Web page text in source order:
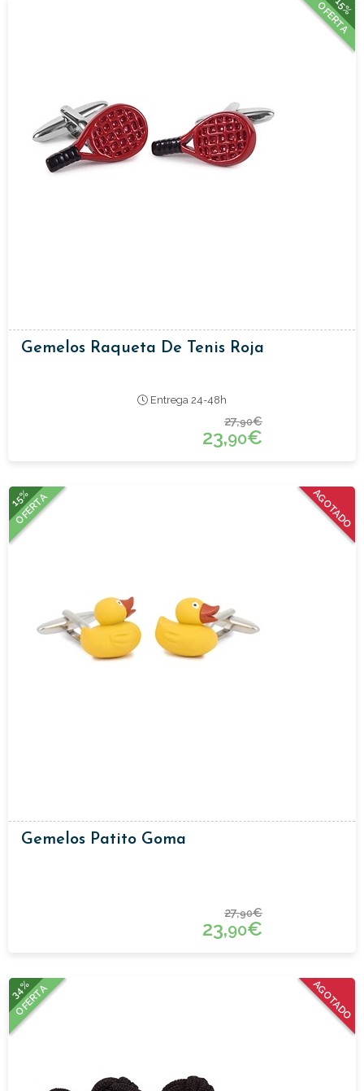
15%
OFERTA
Gemelos Raqueta De Tenis Roja
Entrega 24-48h
27,90€
23,90€
AGOTADO
15%
OFERTA
Gemelos Patito Goma
27,90€
23,90€
AGOTADO
34%
OFERTA